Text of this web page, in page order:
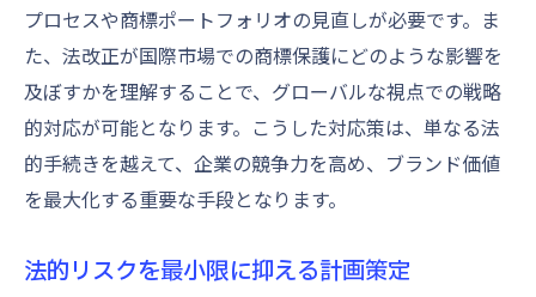
プロセスや商標ポートフォリオの見直しが必要です。ま
た、法改正が国際市場での商標保護にどのような影響を
及ぼすかを理解することで、グローバルな視点での戦略
的対応が可能となります。こうした対応策は、単なる法
的手続きを越えて、企業の競争力を高め、ブランド価値
を最大化する重要な手段となります。
法的リスクを最小限に抑える計画策定